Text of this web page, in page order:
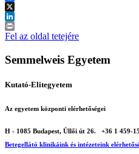
Facebook
X
LinkedIn
Print
Fel az oldal tetejére
Semmelweis Egyetem
Kutató-Elitegyetem
Az egyetem központi elérhetőségei
H - 1085 Budapest, Üllői út 26.
+36 1 459-
Betegellátó klinikáink és intézeteink